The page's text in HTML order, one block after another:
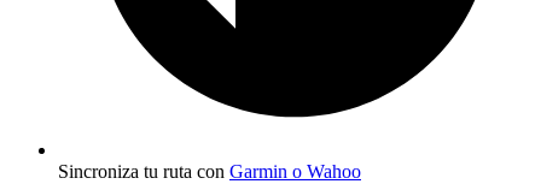
Sincroniza tu ruta con Garmin o Wahoo